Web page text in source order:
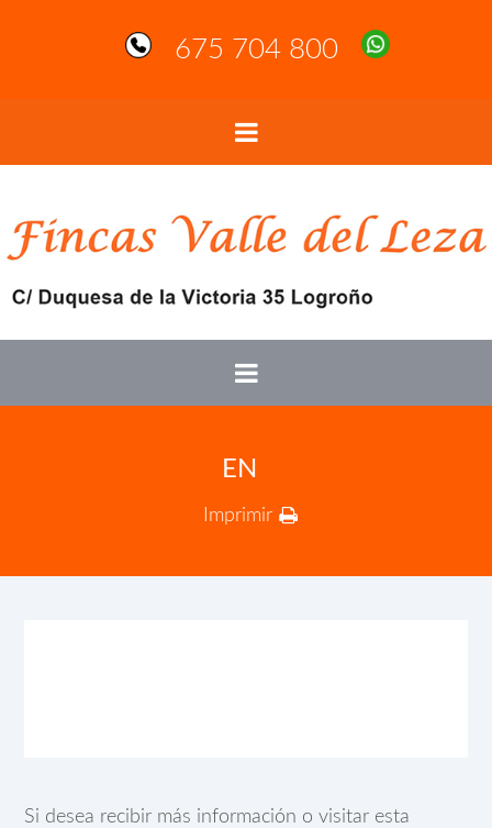
675 704 800
EN
Imprimir
Si desea recibir más información o visitar esta